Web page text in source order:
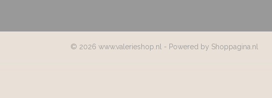
© 2026 www.valerieshop.nl - Powered by Shoppagina.nl